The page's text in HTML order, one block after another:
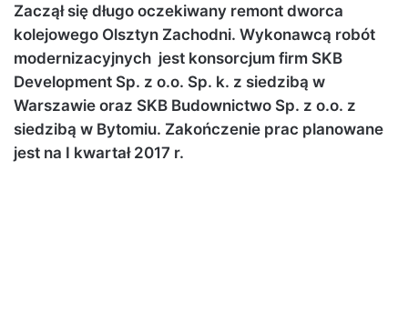
Zaczął się długo oczekiwany remont dworca
kolejowego Olsztyn Zachodni. Wykonawcą robót
modernizacyjnych jest konsorcjum firm SKB
Development Sp. z o.o. Sp. k. z siedzibą w
Warszawie oraz SKB Budownictwo Sp. z o.o. z
siedzibą w Bytomiu. Zakończenie prac planowane
jest na I kwartał 2017 r.